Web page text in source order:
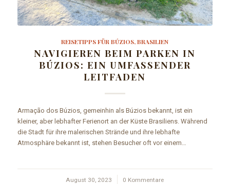
REISETIPPS FÜR BÚZIOS, BRASILIEN
NAVIGIEREN BEIM PARKEN IN
BÚZIOS: EIN UMFASSENDER
LEITFADEN
Armação dos Búzios, gemeinhin als Búzios bekannt, ist ein
kleiner, aber lebhafter Ferienort an der Küste Brasiliens. Während
die Stadt für ihre malerischen Strände und ihre lebhafte
Atmosphäre bekannt ist, stehen Besucher oft vor einem…
August 30, 2023
/ 0 Kommentare